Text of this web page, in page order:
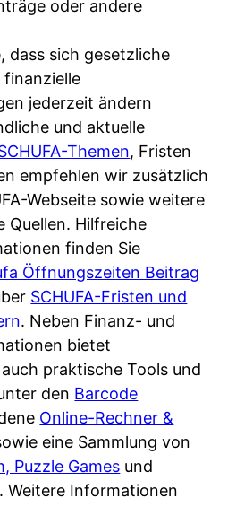
oder andere
dass sich gesetzliche
finanzielle
jederzeit ändern
und aktuelle
Themen, Fristen
empfehlen wir zusätzlich
Webseite sowie weitere
Quellen. Hilfreiche
finden Sie
Öffnungszeiten Beitrag
SCHUFA-Fristen und
. Neben Finanz- und
bietet
praktische Tools und
den Barcode
Online-Rechner &
eine Sammlung von
Puzzle Games und
. Weitere Informationen